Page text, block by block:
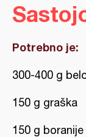
Potrebno je:
300-400 g
150 g graška
150 g boranije